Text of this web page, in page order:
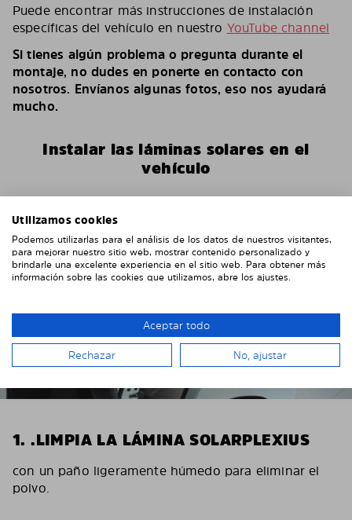
Puede encontrar más instrucciones de instalación
específicas del vehículo en nuestro YouTube channel
Si tienes algún problema o pregunta durante el
montaje, no dudes en ponerte en contacto con
nosotros. Envíanos algunas fotos, eso nos ayudará
mucho.
Instalar las láminas solares en el
vehículo
1. .LIMPIA LA LÁMINA SOLARPLEXIUS
con un paño ligeramente húmedo para eliminar el
polvo.
Utilizamos cookies
Podemos utilizarlas para el análisis de los datos de nuestros visitantes,
para mejorar nuestro sitio web, mostrar contenido personalizado y
brindarle una excelente experiencia en el sitio web. Para obtener más
información sobre las cookies que utilizamos, abre los ajustes.
Aceptar todo
Rechazar No, ajustar